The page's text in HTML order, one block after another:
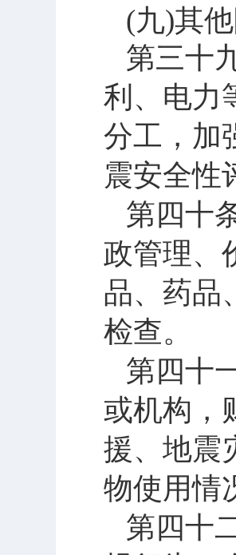
(九)其
第三十
利、电力
分工，加
震安全性
第四十
政管理、
品、药品
检查。
第四十
或机构，
援、地震
物使用情
第四十